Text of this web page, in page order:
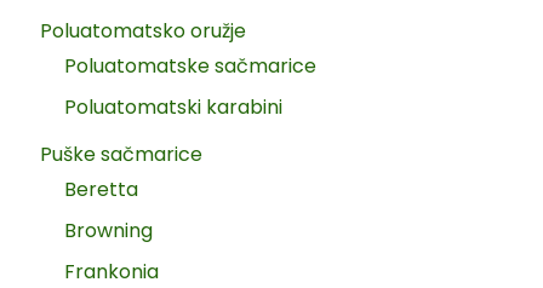
Poluatomatsko oružje
Poluatomatske sačmarice
Poluatomatski karabini
Puške sačmarice
Beretta
Browning
Frankonia